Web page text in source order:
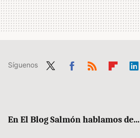
Síguenos
En El Blog Salmón hablamos de...